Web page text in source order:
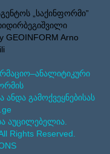
„საქინფორმი”
GEOINFORM Arno
ანდა გამოქვეყნებისას
აუცილებელია.
Rights Reserved.